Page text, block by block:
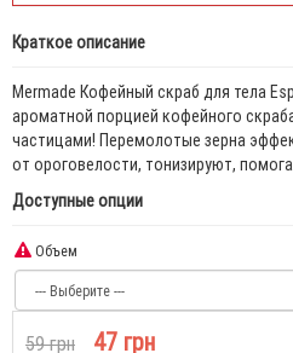
Краткое описание
Mermade Кофейный скраб для тела
ароматной порцией кофейного
частицами! Перемолотые зерна
от ороговелости, тонизируют,
Доступные опции
Объем
59 грн 47 грн